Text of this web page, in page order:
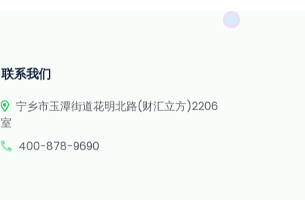
联系我们
宁乡市玉潭街道花明北路(财汇立方)2206
室
400-878-9690